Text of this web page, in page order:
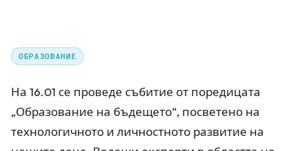
ОБРАЗОВАНИЕ
На 16.01 се проведе събитие от поредицата
„Образование на бъдещето“, посветено на
технологичното и личностното развитие на